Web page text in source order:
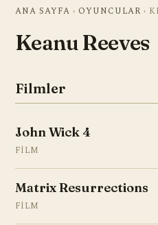
ANA SAYFA › OYUNCULAR ›
Keanu Reeves
Filmler
John Wick 4
FILM
Matrix Resurrections
FILM